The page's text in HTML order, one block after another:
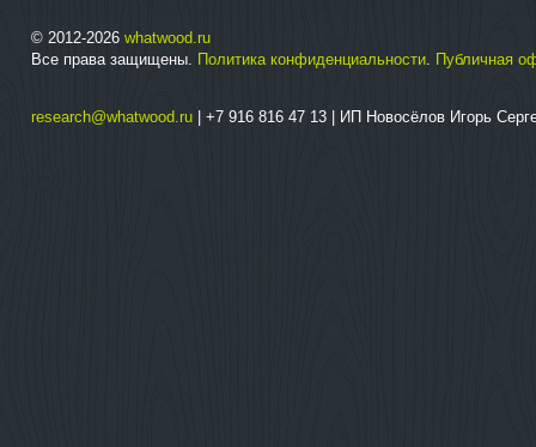
© 2012-2026 whatwood.ru
Все права защищены. Политика конфиденциальности. Публичная
research@whatwood.ru | +7 916 816 47 13 | ИП Новосёлов Игорь